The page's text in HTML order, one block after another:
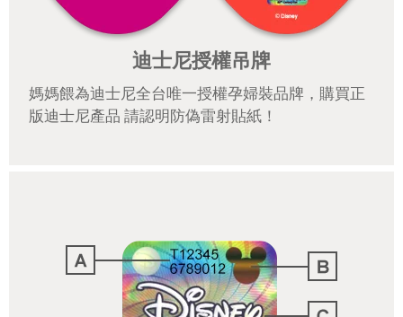
迪士尼授權吊牌
媽媽餵為迪士尼全台唯一授權孕婦裝品牌，購買正
版迪士尼產品 請認明防偽雷射貼紙！